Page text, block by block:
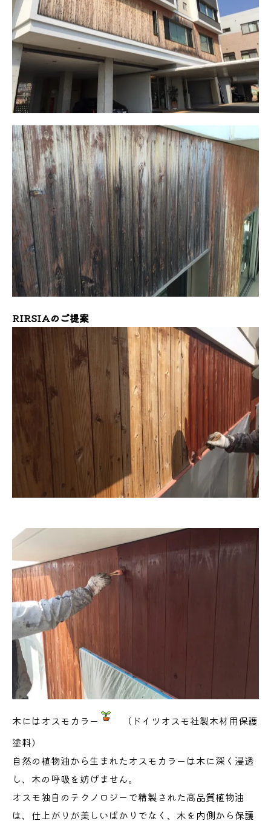
RIRSIAのご提案
木にはオスモカラー
（ドイツオスモ社製木材用保護
塗料）
自然の植物油から生まれたオスモカラーは木に深く浸透
し、木の呼吸を妨げません。
オスモ独自のテクノロジーで精製された高品質植物油
は、仕上がりが美しいばかりでなく、木を内側から保護